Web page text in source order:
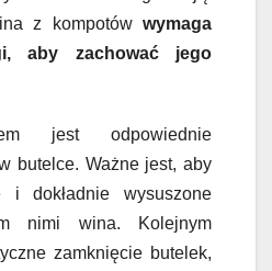
z kompotów wymaga
aby zachować jego
jest odpowiednie
butelce. Ważne jest, aby
i dokładnie wysuszone
nimi wina. Kolejnym
zamknięcie butelek,